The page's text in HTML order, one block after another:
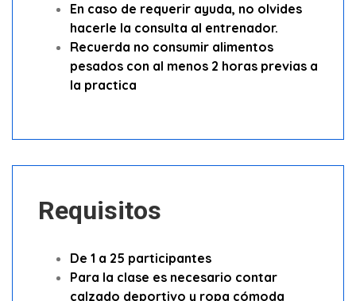
En caso de requerir ayuda, no olvides
hacerle la consulta al entrenador.
Recuerda no consumir alimentos
pesados con al menos 2 horas previas a
la practica
Requisitos
De 1 a 25 participantes
Para la clase es necesario contar
calzado deportivo y ropa cómoda